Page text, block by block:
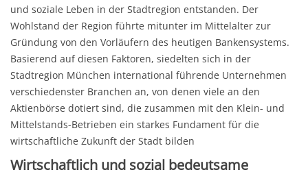
und soziale Leben in der Stadtregion entstanden. Der
Wohlstand der Region führte mitunter im Mittelalter zur
Gründung von den Vorläufern des heutigen Bankensystems.
Basierend auf diesen Faktoren, siedelten sich in der
Stadtregion München international führende Unternehmen
verschiedenster Branchen an, von denen viele an den
Aktienbörse dotiert sind, die zusammen mit den Klein- und
Mittelstands-Betrieben ein starkes Fundament für die
wirtschaftliche Zukunft der Stadt bilden
Wirtschaftlich und sozial bedeutsame